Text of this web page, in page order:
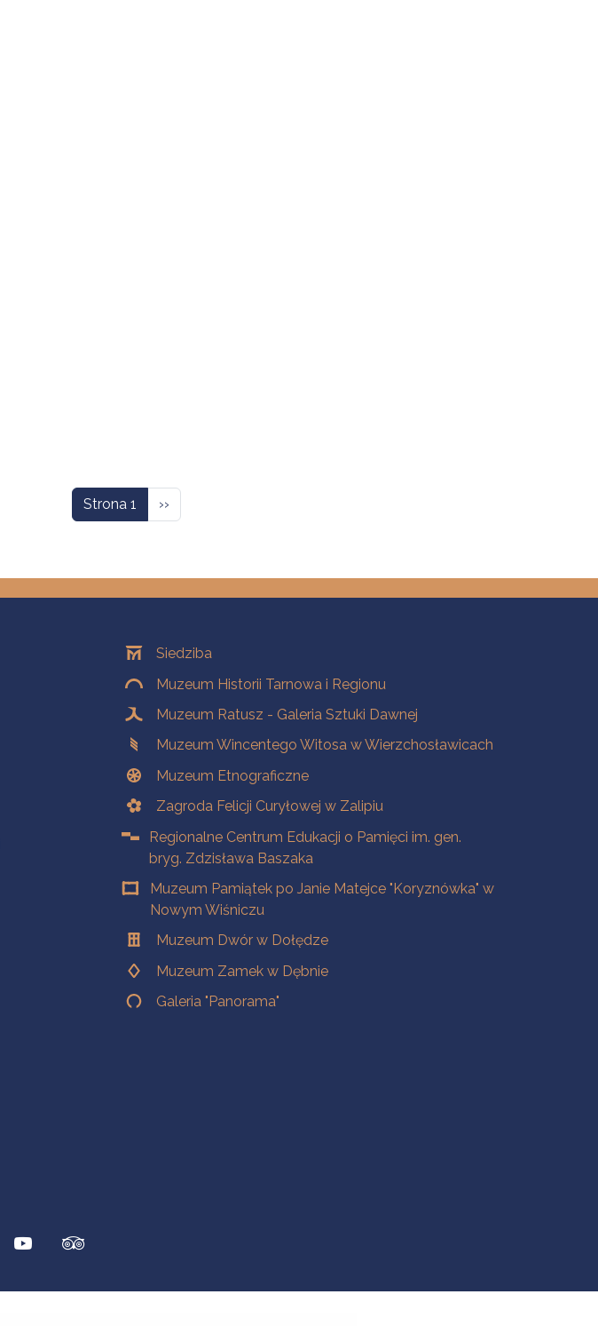
Strona 1 Następna strona
››
OddziałySiedziba
Muzeum Historii Tarnowa i Regionu
Muzeum Ratusz - Galeria Sztuki Dawnej
Muzeum Wincentego Witosa w Wierzchosławicach
Muzeum Etnograficzne
Zagroda Felicji Curyłowej w Zalipiu
Regionalne Centrum Edukacji o Pamięci im. gen.
bryg. Zdzisława Baszaka
Muzeum Pamiątek po Janie Matejce "Koryznówka" w
Nowym Wiśniczu
Muzeum Dwór w Dołędze
Muzeum Zamek w Dębnie
Galeria "Panorama"